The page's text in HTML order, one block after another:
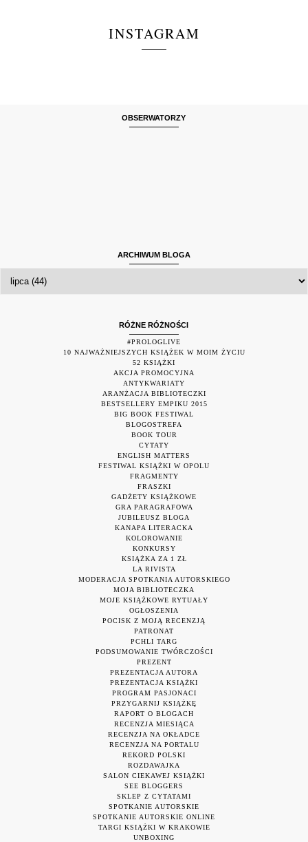
INSTAGRAM
OBSERWATORZY
ARCHIWUM BLOGA
RÓŻNE RÓŻNOŚCI
#PROLOGLIVE
10 NAJWAŻNIEJSZYCH KSIĄŻEK W MOIM ŻYCIU
52 KSIĄŻKI
AKCJA PROMOCYJNA
ANTYKWARIATY
ARANŻACJA BIBLIOTECZKI
BESTSELLERY EMPIKU 2015
BIG BOOK FESTIWAL
BLOGOSTREFA
BOOK TOUR
CYTATY
ENGLISH MATTERS
FESTIWAL KSIĄŻKI W OPOLU
FRAGMENTY
FRASZKI
GADŻETY KSIĄŻKOWE
GRA PARAGRAFOWA
JUBILEUSZ BLOGA
KANAPA LITERACKA
KOLOROWANIE
KONKURSY
KSIĄŻKA ZA 1 ZŁ
LA RIVISTA
MODERACJA SPOTKANIA AUTORSKIEGO
MOJA BIBLIOTECZKA
MOJE KSIĄŻKOWE RYTUAŁY
OGŁOSZENIA
POCISK Z MOJĄ RECENZJĄ
PATRONAT
PCHLI TARG
PODSUMOWANIE TWÓRCZOŚCI
PREZENT
PREZENTACJA AUTORA
PREZENTACJA KSIĄŻKI
PROGRAM PASJONACI
PRZYGARNIJ KSIĄŻKĘ
RAPORT O BLOGACH
RECENZJA MIESIĄCA
RECENZJA NA OKŁADCE
RECENZJA NA PORTALU
REKORD POLSKI
ROZDAWAJKA
SALON CIEKAWEJ KSIĄŻKI
SEE BLOGGERS
SKLEP Z CYTATAMI
SPOTKANIE AUTORSKIE
SPOTKANIE AUTORSKIE ONLINE
TARGI KSIĄŻKI W KRAKOWIE
UNBOXING